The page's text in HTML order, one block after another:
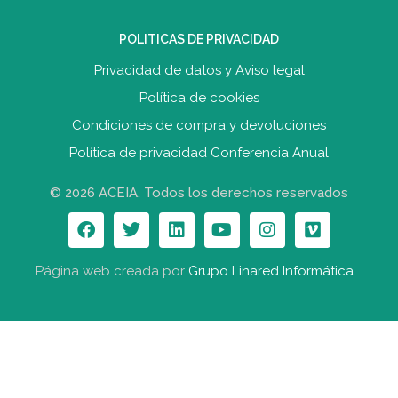
POLITICAS DE PRIVACIDAD
Privacidad de datos y Aviso legal
Política de cookies
Condiciones de compra y devoluciones
Política de privacidad Conferencia Anual
© 2026 ACEIA. Todos los derechos reservados
Página web creada por Grupo Linared Informática